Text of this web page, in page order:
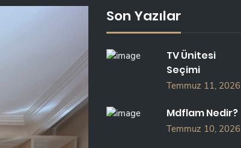
Son Yazılar
TV Ünitesi
Seçimi
Temmuz 11, 2026
Mdflam Nedir?
Temmuz 10, 2026